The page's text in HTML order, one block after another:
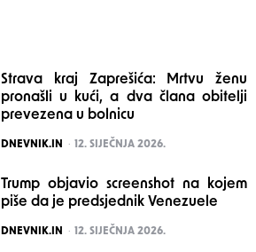
Strava kraj Zaprešića: Mrtvu ženu
pronašli u kući, a dva člana obitelji
prevezena u bolnicu
POSTED
DNEVNIK.IN 12. SIJEČNJA 2026.
Trump objavio screenshot na kojem
piše da je predsjednik Venezuele
POSTED
DNEVNIK.IN 12. SIJEČNJA 2026.